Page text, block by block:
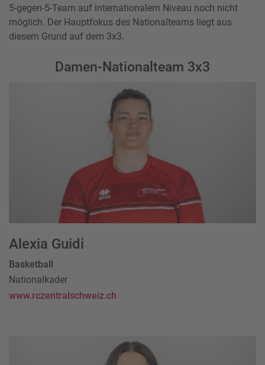
5-gegen-5-Team auf internationalem Niveau noch nicht
möglich. Der Hauptfokus des Nationalteams liegt aus
diesem Grund auf dem 3x3.
Damen-Nationalteam 3x3
Alexia Guidi
Basketball
Nationalkader
www.rczentralschweiz.ch